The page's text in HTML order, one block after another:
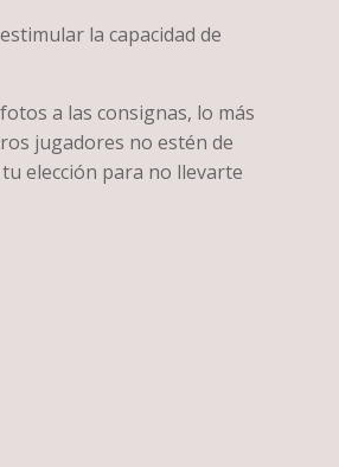
la capacidad de
a las consignas, lo más
jugadores no estén de
elección para no llevarte